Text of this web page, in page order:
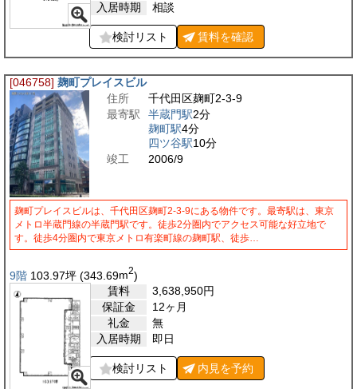
入居時期
相談
検討リスト 賃料を確認
[046758] 麹町プレイスビル
住所
千代田区麹町2-3-9
最寄駅
半蔵門駅2分
麹町駅4分
四ツ谷駅10分
竣工
2006/9
麹町プレイスビルは、千代田区麹町2-3-9にある物件です。最寄駅は、東京
メトロ半蔵門線の半蔵門駅です。徒歩2分圏内でアクセス可能な好立地で
す。徒歩4分圏内で東京メトロ有楽町線の麹町駅、徒歩…
9階 103.97坪 (343.69m2)
賃料
3,638,950円
保証金
12ヶ月
礼金
無
入居時期
即日
検討リスト 内見を予約